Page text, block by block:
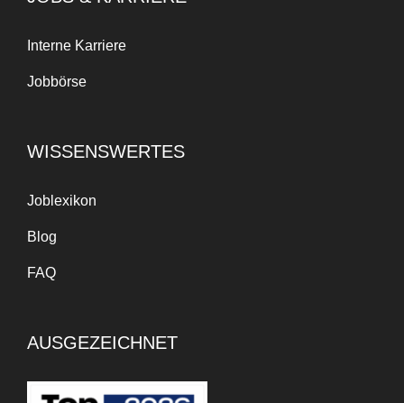
Interne Karriere
Jobbörse
WISSENSWERTES
Joblexikon
Blog
FAQ
AUSGEZEICHNET